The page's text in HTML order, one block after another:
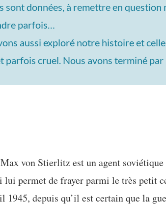
sont données, à remettre en question
parfois…
aussi exploré notre histoire et
parfois cruel. Nous avons terminé
von Stierlitz est un agent
permet de frayer parmi le très petit
depuis qu’il est certain que la